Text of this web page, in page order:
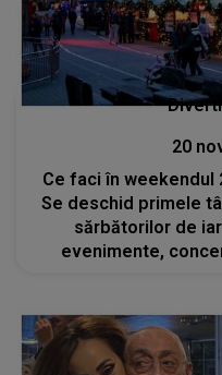
20
Ce faci în weekendul
Se deschid primele
sărbătorilor de
evenimente,